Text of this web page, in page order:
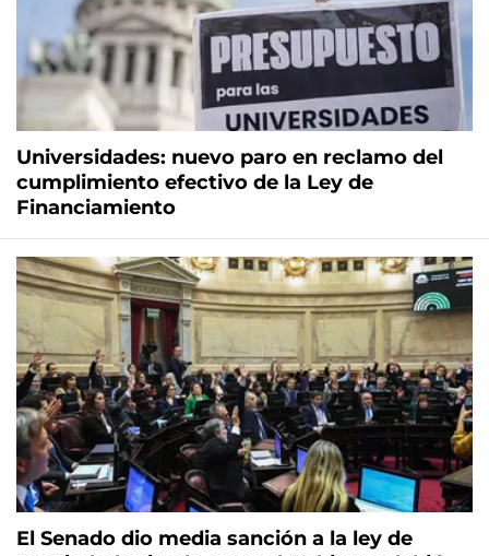
Universidades: nuevo paro en reclamo del
cumplimiento efectivo de la Ley de
Financiamiento
El Senado dio media sanción a la ley de